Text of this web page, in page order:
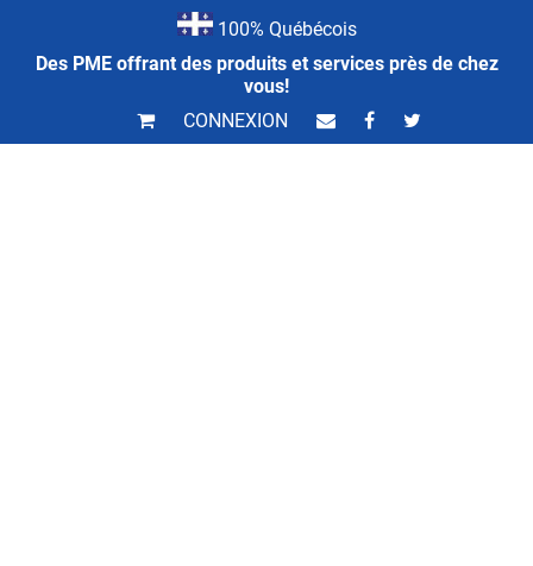
100% Québécois
Des PME offrant des produits et services près de chez
vous!
CONNEXION